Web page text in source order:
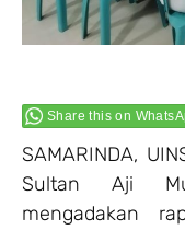
Share this on
SAMARINDA,
Sultan Aji
mengadakan